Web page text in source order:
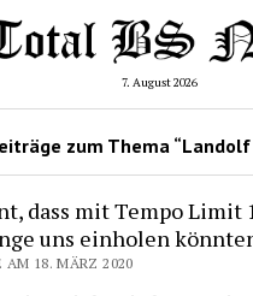
7. August 2026
zum Thema “Landolf
dass mit Tempo Limit
uns einholen
AM 18. MÄRZ 2020